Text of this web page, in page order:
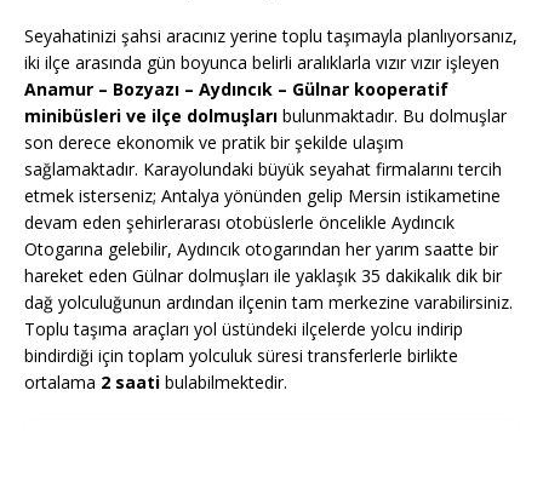
Seyahatinizi şahsi aracınız yerine toplu taşımayla planlıyorsanız,
iki ilçe arasında gün boyunca belirli aralıklarla vızır vızır işleyen
Anamur – Bozyazı – Aydıncık – Gülnar kooperatif
minibüsleri ve ilçe dolmuşları bulunmaktadır. Bu dolmuşlar
son derece ekonomik ve pratik bir şekilde ulaşım
sağlamaktadır. Karayolundaki büyük seyahat firmalarını tercih
etmek isterseniz; Antalya yönünden gelip Mersin istikametine
devam eden şehirlerarası otobüslerle öncelikle Aydıncık
Otogarına gelebilir, Aydıncık otogarından her yarım saatte bir
hareket eden Gülnar dolmuşları ile yaklaşık 35 dakikalık dik bir
dağ yolculuğunun ardından ilçenin tam merkezine varabilirsiniz.
Toplu taşıma araçları yol üstündeki ilçelerde yolcu indirip
bindirdiği için toplam yolculuk süresi transferlerle birlikte
ortalama 2 saati bulabilmektedir.